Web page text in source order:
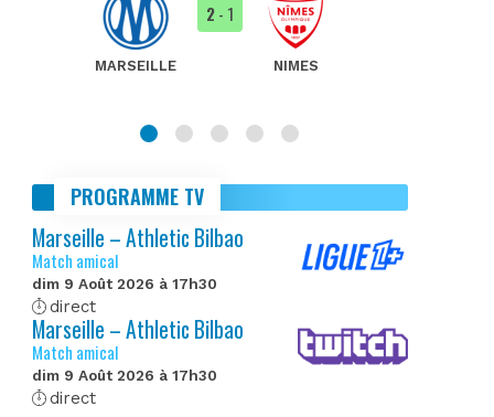
MARSEILLE
2- 1
NIMES
PROGRAMME TV
Marseille – Athletic Bilbao
Match amical
dim 9 Août 2026 à 17h30
direct
Marseille – Athletic Bilbao
Match amical
dim 9 Août 2026 à 17h30
direct